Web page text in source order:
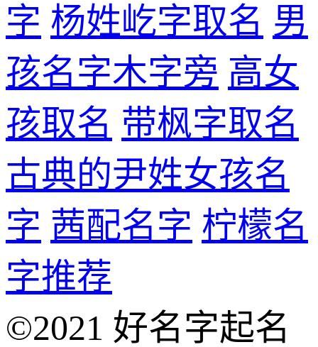
字 杨姓屹字取名 男
孩名字木字旁 高女
孩取名 带枫字取名
古典的尹姓女孩名
字 茜配名字 柠檬名
字推荐
©2021 好名字起名